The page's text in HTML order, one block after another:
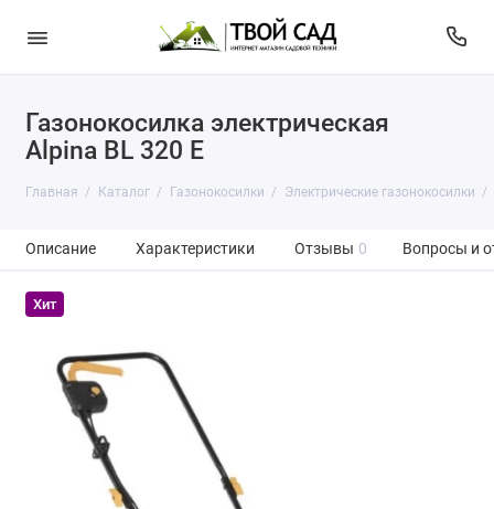
Газонокосилка электрическая
Alpina BL 320 E
Главная Каталог Газонокосилки Электрические газонокосилки
Описание Характеристики Отзывы 0 Вопросы и
Хит